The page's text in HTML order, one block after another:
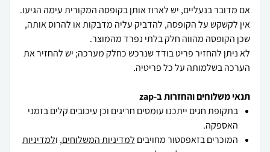
אם מדובר בנעליים, יש לארוז אותן בקופסה המקורית עימה הגיעו.
אין לקשקש על הקופסה, להדביק עליה מדבקות או להרוס אותה,
לא ניתן להחזיר פריט בודד שנרכש כחלק מערכה; יש להחזיר את
הערכה בשלמותה על כל פריטיה.
תנאי משלוחים והחזרות ב-zap
בתקופת חגים ייתכנו עומסים חריגים וכן עיכובים קלים בזמני
האספקה.
המוכרים בזאפסטור מחויבים למדיניות המשלוחים, ולמדיניות